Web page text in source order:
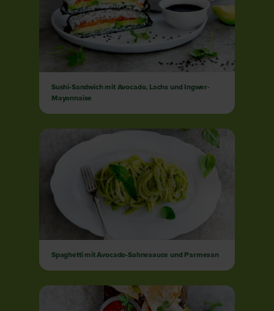
Sushi-Sandwich mit Avocado, Lachs und Ingwer-
Mayonnaise
Spaghetti mit Avocado-Sahnesauce und Parmesan